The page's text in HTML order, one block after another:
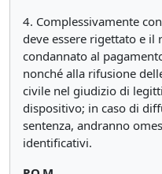
4. Complessivamente
deve essere rigettato e il
condannato al
nonché alla rifusione
civile nel giudizio di
dispositivo; in caso di
sentenza, andranno
identificativi.